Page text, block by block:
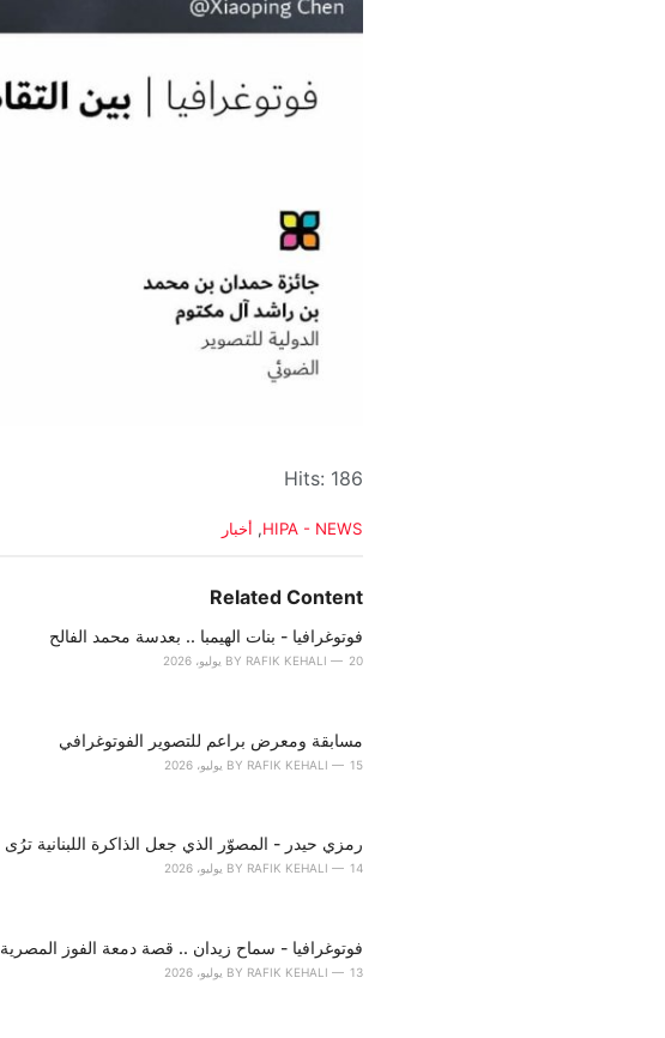
Hits: 186
C
e
o
r
:
HIPA - NEWS
, أخبار
Related Content
فوتوغرافيا - بنات الهيمبا .. بعدسة محمد الفالح
BY RAFIK KEHALI 20 يوليو، 2026
مسابقة ومعرض براعم للتصوير الفوتوغرافي
BY RAFIK KEHALI 15 يوليو، 2026
رمزي حيدر - المصوّر الذي جعل الذاكرة اللبنانية ترُى
BY RAFIK KEHALI 14 يوليو، 2026
فوتوغرافيا - سماح زيدان .. قصة دمعة الفوز المصرية
BY RAFIK KEHALI 13 يوليو، 2026